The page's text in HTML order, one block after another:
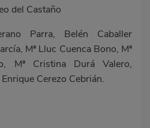
del Castaño
Parra, Belén Caballer
Mª Lluc Cuenca Bono, Mª
Mª Cristina Durá Valero,
Cerezo Cebrián.